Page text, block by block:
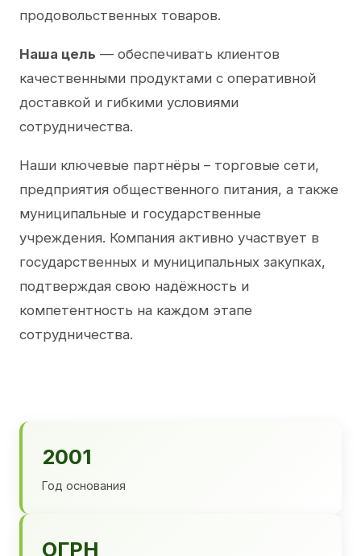
продовольственных товаров.
Наша цель — обеспечивать клиентов
качественными продуктами с оперативной
доставкой и гибкими условиями
сотрудничества.
Наши ключевые партнёры – торговые сети,
предприятия общественного питания, а также
муниципальные и государственные
учреждения. Компания активно участвует в
государственных и муниципальных закупках,
подтверждая свою надёжность и
компетентность на каждом этапе
сотрудничества.
2001
Год основания
ОГРН